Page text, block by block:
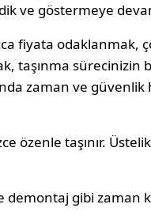
ve göstermeye
fiyata odaklanmak,
taşınma
zaman ve güvenlik
özenle taşınır. Üstelik
demontaj gibi zaman